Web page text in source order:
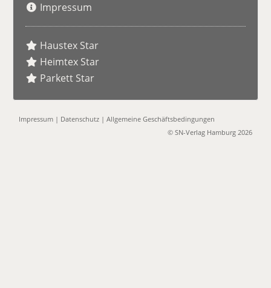
Impressum
Haustex Star
Heimtex Star
Parkett Star
Impressum | Datenschutz |Allgemeine Geschäftsbedingungen
© SN-Verlag Hamburg 2026